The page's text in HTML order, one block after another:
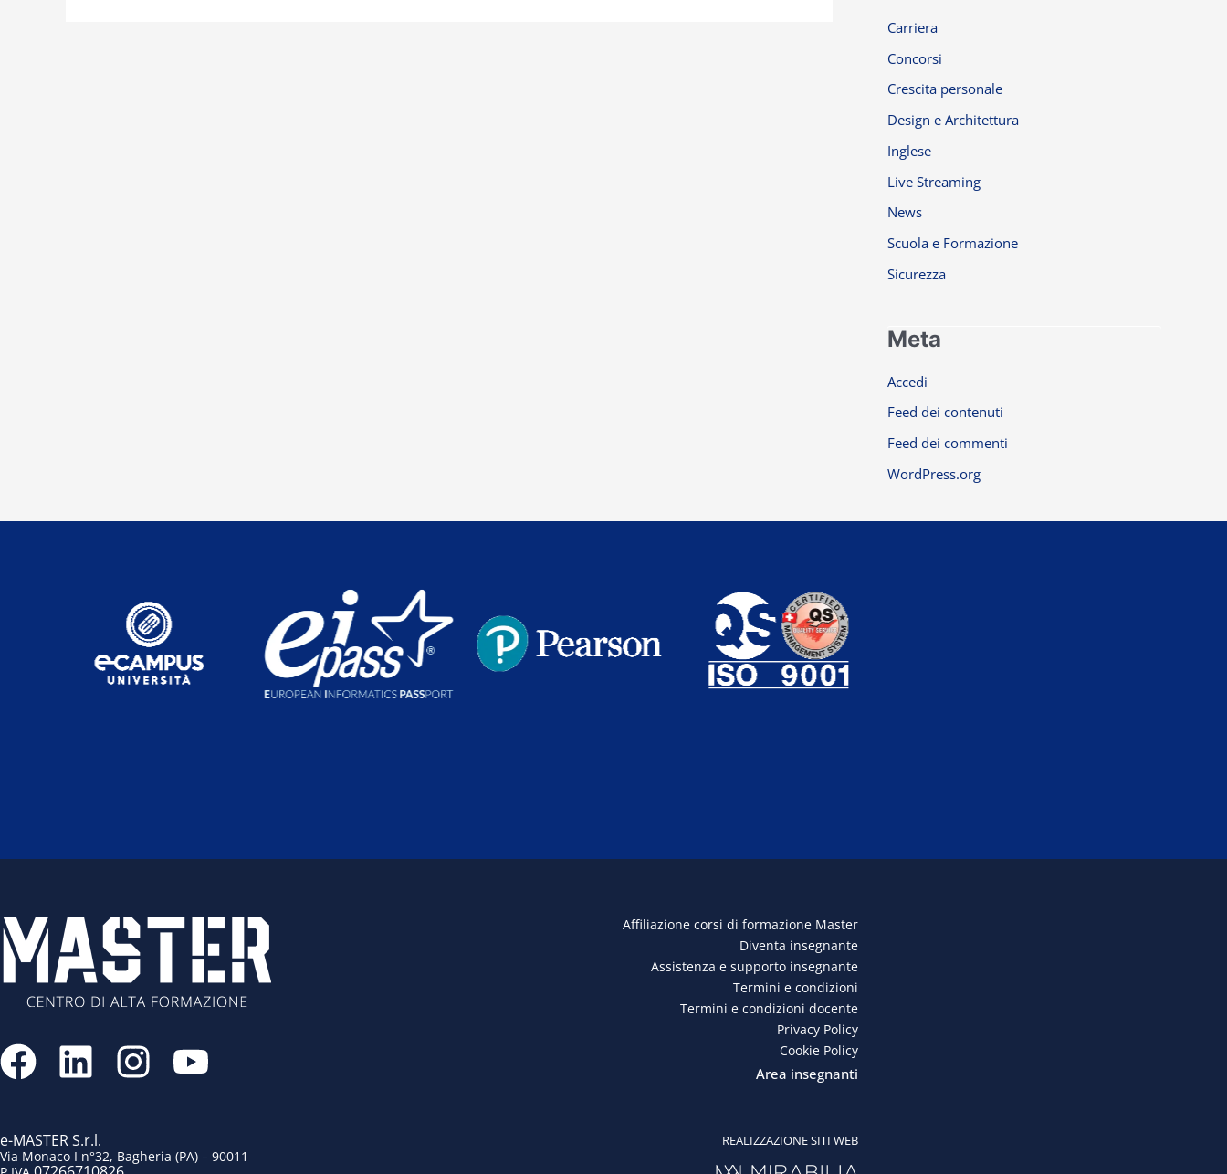
Carriera
Concorsi
Crescita personale
Design e Architettura
Inglese
Live Streaming
News
Scuola e Formazione
Sicurezza
Meta
Accedi
Feed dei contenuti
Feed dei commenti
WordPress.org
F
a
e
L
i
k
I
n
t
Y
o
t
Affiliazione corsi di formazione Master
Diventa insegnante
Assistenza e supporto insegnante
Termini e condizioni
Termini e condizioni docente
Privacy Policy
Cookie Policy
Area insegnanti
e-MASTER S.r.l.
Via Monaco I n°32, Bagheria (PA) – 90011
REALIZZAZIONE SITI WEB